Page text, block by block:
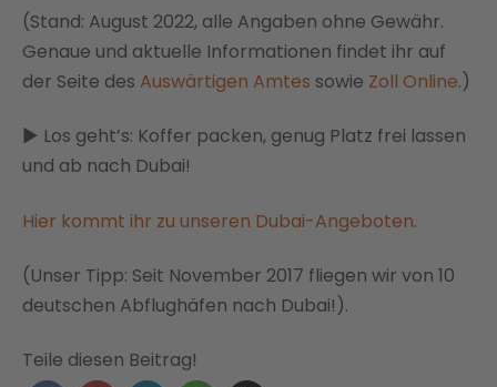
(Stand: August 2022, alle Angaben ohne Gewähr.
Genaue und aktuelle Informationen findet ihr auf
der Seite des Auswärtigen Amtes sowie Zoll Online.)
► Los geht’s: Koffer packen, genug Platz frei lassen
und ab nach Dubai!
Hier kommt ihr zu unseren Dubai-Angeboten.
(Unser Tipp: Seit November 2017 fliegen wir von 10
deutschen Abflughäfen nach Dubai!).
Teile diesen Beitrag!